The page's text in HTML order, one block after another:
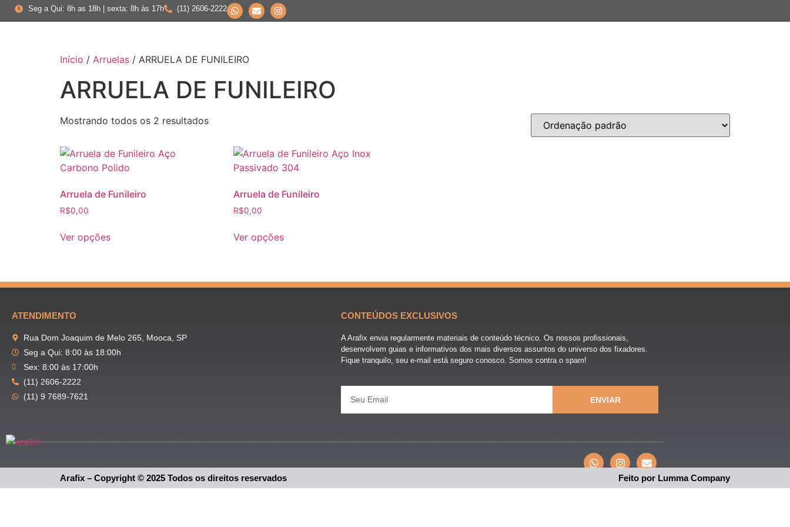
Seg a Qui: 8h as 18h | sexta: 8h às 17h (11) 2606-2222
Início / Arruelas / ARRUELA DE FUNILEIRO
ARRUELA DE FUNILEIRO
Mostrando todos os 2 resultados
Arruela de Funileiro
R$0,00
Ver opções
Arruela de Funileiro
R$0,00
Ver opções
ATENDIMENTO
Rua Dom Joaquim de Melo 265, Mooca, SP
Seg a Qui: 8:00 às 18:00h
Sex: 8:00 às 17:00h
(11) 2606-2222
(11) 9 7689-7621
CONTEÚDOS EXCLUSIVOS
A Arafix envia regularmente materiais de conteúdo técnico. Os nossos profissionais,
desenvolvem guias e informativos dos mais diversos assuntos do universo dos fixadores.
Fique tranquilo, seu e-mail está seguro conosco. Somos contra o spam!
ENVIAR
Arafix – Copyright © 2025 Todos os direitos reservados Feito por Lumma Company